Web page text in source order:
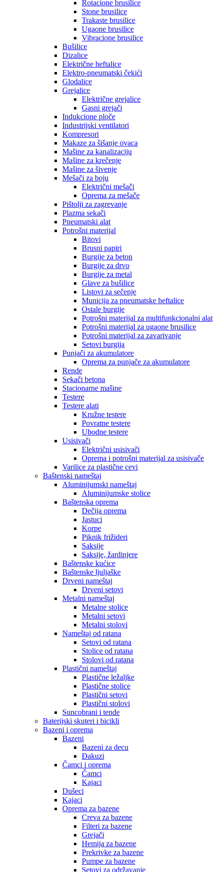
Rotacione brusilice
Stone brusilice
Trakaste brusilice
Ugaone brusilice
Vibracione brusilice
Bušilice
Dizalice
Električne heftalice
Elektro-pneumatski čekići
Glodalice
Grejalice
Električne grejalice
Gasni grejači
Indukcione ploče
Industrijski ventilatori
Kompresori
Makaze za šišanje ovaca
Mašine za kanalizaciju
Mašine za krečenje
Mašine za šivenje
Mešači za boju
Električni mešači
Oprema za mešače
Pištolji za zagrevanje
Plazma sekači
Pneumatski alat
Potrošni materijal
Bitovi
Brusni papiri
Burgije za beton
Burgije za drvo
Burgije za metal
Glave za bušilice
Listovi za sečenje
Municija za pneumatske heftalice
Ostale burgije
Potrošni materijal za multifunkcionalni alat
Potrošni materijal za ugaone brusilice
Potrošni materijal za zavarivanje
Setovi burgija
Punjači za akumulatore
Oprema za punjače za akumulatore
Rende
Sekači betona
Stacionarne mašine
Testere
Testere alati
Kružne testere
Povratne testere
Ubodne testere
Usisivači
Električni usisivači
Oprema i potrošni materijal za usisivače
Varilice za plastične cevi
Baštenski nameštaj
Aluminijumski nameštaj
Aluminijumske stolice
Baštenska oprema
Dečija oprema
Jastuci
Korpe
Piknik frižideri
Saksije
Saksije, žardinjere
Baštenske kućice
Baštenske ljuljaške
Drveni nameštaj
Drveni setovi
Metalni nameštaj
Metalne stolice
Metalni setovi
Metalni stolovi
Nameštaj od ratana
Setovi od ratana
Stolice od ratana
Stolovi od ratana
Plastični nameštaj
Plastične ležaljke
Plastične stolice
Plastični setovi
Plastični stolovi
Suncobrani i tende
Baterijski skuteri i bicikli
Bazeni i oprema
Bazeni
Bazeni za decu
Đakuzi
Čamci i oprema
Čamci
Kajaci
Dušeci
Kajaci
Oprema za bazene
Creva za bazene
Filteri za bazene
Grejači
Hemija za bazene
Prekrivke za bazene
Pumpe za bazene
Setovi za održavanje